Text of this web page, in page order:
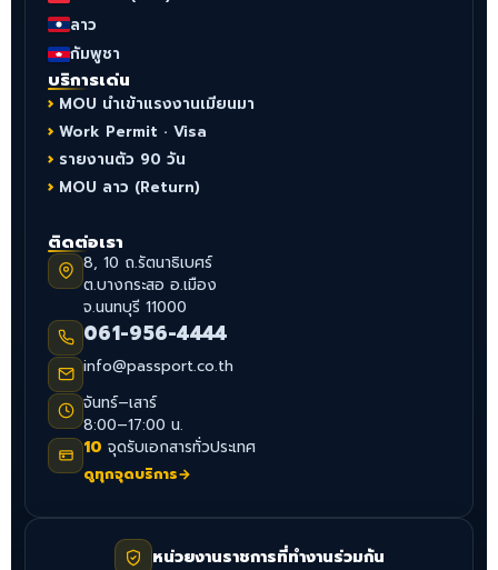
ลาว
กัมพูชา
บริการเด่น
MOU นำเข้าแรงงานเมียนมา
Work Permit · Visa
รายงานตัว 90 วัน
MOU ลาว (Return)
ติดต่อเรา
8, 10 ถ.รัตนาธิเบศร์
ต.บางกระสอ อ.เมือง
จ.นนทบุรี 11000
061-956-4444
info@passport.co.th
จันทร์–เสาร์
8:00–17:00 น.
10 จุดรับเอกสารทั่วประเทศ
ดูทุกจุดบริการ→
หน่วยงานราชการที่ทำงานร่วมกัน